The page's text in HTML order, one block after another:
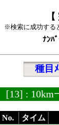
※検索に成功する
ﾅﾝﾊ
種目
[13] :
No. タイム